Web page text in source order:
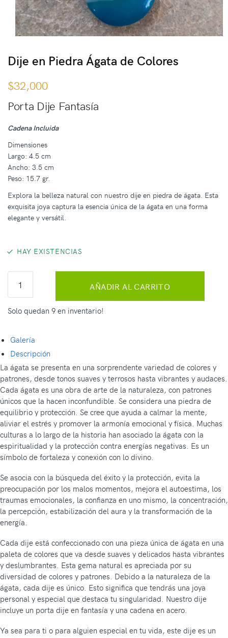
Dije en Piedra Ágata de Colores
$32,000
Porta Dije Fantasía
Cadena Incluida
Dimensiones
Largo: 4.5 cm
Ancho: 3.5 cm
Peso: 15.7 gr.
Explora la belleza natural con nuestro dije en piedra de ágata. Esta
exquisita joya captura la esencia única de la ágata en una forma
elegante y versátil.
HAY EXISTENCIAS
AÑADIR AL CARRITO
Solo quedan 9 en inventario!
Galería
Descripción
La ágata se presenta en una sorprendente variedad de colores y
patrones, desde tonos suaves y terrosos hasta vibrantes y audaces.
Cada ágata es una obra de arte de la naturaleza, con patrones
únicos que la hacen inconfundible. Se considera una piedra de
equilibrio y protección. Se cree que ayuda a calmar la mente,
aliviar el estrés y promover la armonía emocional y física. Muchas
culturas a lo largo de la historia han asociado la ágata con la
espiritualidad y la protección contra energías negativas. Es un
símbolo de fortaleza y conexión con lo divino.
Se asocia con la búsqueda del éxito y la protección, evita la
preocupación por los malos momentos, mejora el autoestima, los
traumas emocionales, la confianza en uno mismo, la concentración,
la percepción, estabilización del aura y la transformación de la
energía.
Cada dije está confeccionado con una pieza única de ágata en una
paleta de colores que va desde suaves y delicados hasta vibrantes
y deslumbrantes. Esta gema natural es apreciada por su
diversidad de colores y patrones. Debido a la naturaleza de la
ágata, cada dije es único. Esto significa que tendrás una joya
personal y especial que destaca tu singularidad. Nuestro dije
incluye un porta dije en fantasía y una cadena en acero.
Ya sea para ti o para alguien especial en tu vida, este dije es un